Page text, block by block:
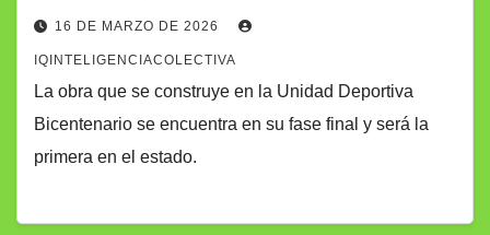
16 DE MARZO DE 2026
IQINTELIGENCIACOLECTIVA
La obra que se construye en la Unidad Deportiva
Bicentenario se encuentra en su fase final y será la
primera en el estado.